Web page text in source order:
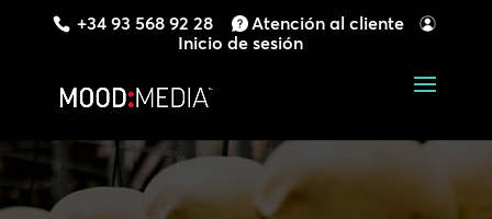
+34 93 568 92 28
Atención al cliente
Inicio de sesión